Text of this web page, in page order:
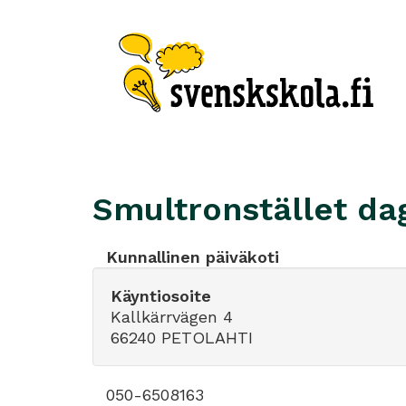
Smultronstället
Kunnallinen päiväkoti
Käyntiosoite
Kallkärrvägen 4
66240 PETOLAHTI
050-6508163